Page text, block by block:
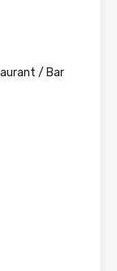
/ Bar